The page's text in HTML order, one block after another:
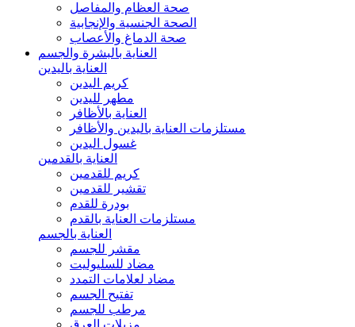
صحة العظام والمفاصل
الصحة الجنسية والإنجابية
صحة الدماغ والأعصاب
العناية بالبشرة والجسم
العناية باليدين
كريم اليدين
مطهر لليدين
العناية بالأظافر
مستلزمات العناية باليدين والأظافر
غسول اليدين
العناية بالقدمين
كريم للقدمين
تقشير للقدمين
بودرة للقدم
مستلزمات العناية بالقدم
العناية بالجسم
مقشر للجسم
مضاد للسليوليت
مضاد لعلامات التمدد
تفتيح الجسم
مرطب للجسم
مزيلات العرق